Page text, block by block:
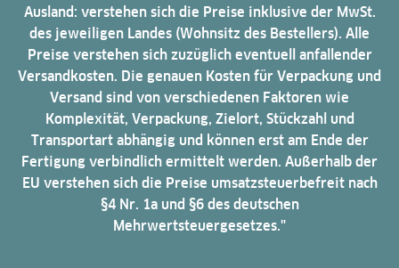
Ausland: verstehen sich die Preise inklusive der MwSt.
des jeweiligen Landes (Wohnsitz des Bestellers). Alle
Preise verstehen sich zuzüglich eventuell anfallender
Versandkosten. Die genauen Kosten für Verpackung und
Versand sind von verschiedenen Faktoren wie
Komplexität, Verpackung, Zielort, Stückzahl und
Transportart abhängig und können erst am Ende der
Fertigung verbindlich ermittelt werden. Außerhalb der
EU verstehen sich die Preise umsatzsteuerbefreit nach
§4 Nr. 1a und §6 des deutschen
Mehrwertsteuergesetzes."